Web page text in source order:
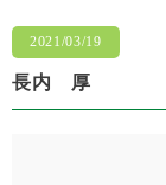
長内 厚
2021/03/19